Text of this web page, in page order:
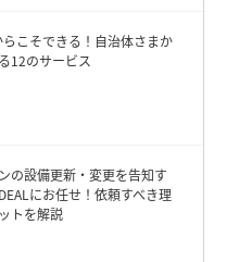
らこそできる！自治体さまか
12のサービス
の設備更新・変更を告知す
にお任せ！依頼すべき理
トを解説